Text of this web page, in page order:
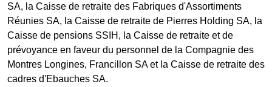
SA, la Caisse de retraite des Fabriques d'Assortiments
Réunies SA, la Caisse de retraite de Pierres Holding SA, la
Caisse de pensions SSIH, la Caisse de retraite et de
prévoyance en faveur du personnel de la Compagnie des
Montres Longines, Francillon SA et la Caisse de retraite des
cadres d'Ebauches SA.